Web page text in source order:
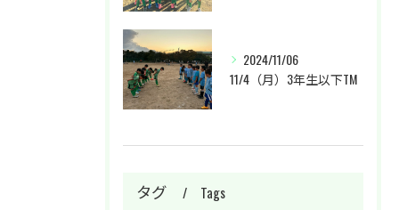
2024/11/06
11/4（月）3年生以下TM
タグ Tags